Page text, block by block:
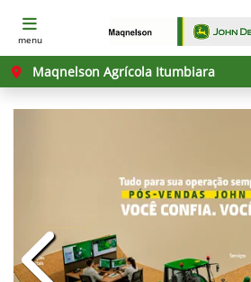
menu
Maqnelson Agrícola Itumbiara